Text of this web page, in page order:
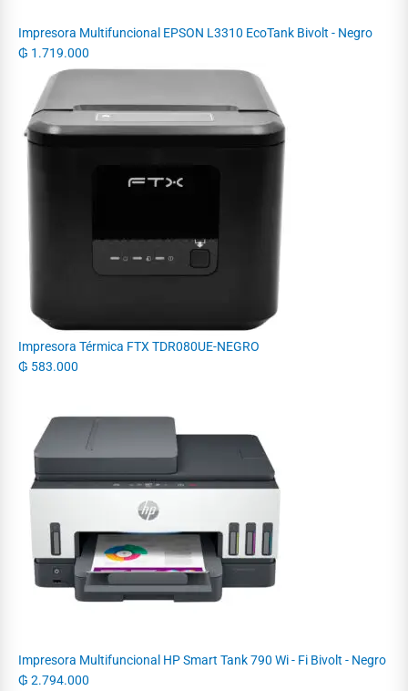
Impresora Multifuncional EPSON L3310 EcoTank Bivolt - Negro
₲ 1.719.000
Impresora Térmica FTX TDR080UE-NEGRO
₲ 583.000
Impresora Multifuncional HP Smart Tank 790 Wi - Fi Bivolt - Negro
₲ 2.794.000